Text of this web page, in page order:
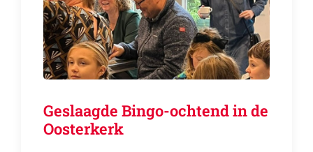
Geslaagde Bingo-ochtend in de
Oosterkerk